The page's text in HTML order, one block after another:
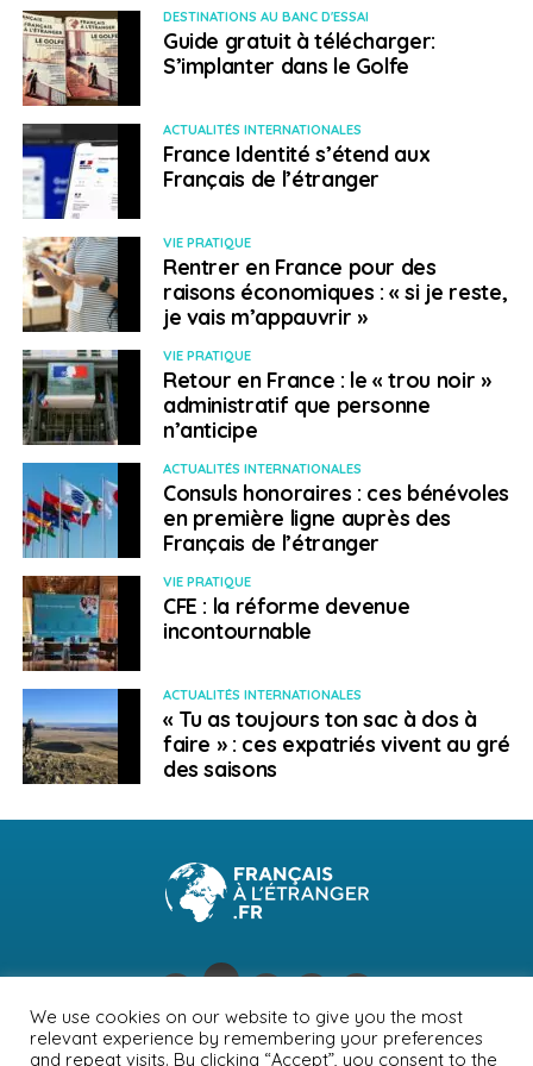
vous inscrivant auprès de l’organisme de sécurité
sociale de votre lieu de résidence. Par ailleurs, n’oubliez
pas de demander votre Carte européenne d’assurance
maladiehttps://www.service-
public.fr/particuliers/vosdroits/F213
vos droits dans tous les pays de l’Union européenne.
Sans elle, il faut régler la totalité des frais pour les soins
reçus, conserver toutes les factures et justificatifs puis
les présenter à l’organisme d’assurance maladie avec
le formulaire
cerfa n°12267*03 « soins reçus à
l’étranger » afin de percevoir le remboursement des
soins.
> Infos pratiques :
régime de sécurité sociale néerlandais :
https://www.cleiss.fr/docs/regimes/
Formulaire S1 :
https://www.cleiss.fr/reglements/s1.html
SUJETS ASSOCIÉS: RETRAITE
A SUIVRE
Ma retraite en Europe : la Pologne
Français à l'étranger
DESTINATIONS AU BANC D'ESSAI
Guide gratuit à télécharger:
S’implanter dans le Golfe
ACTUALITÉS INTERNATIONALES
France Identité s’étend aux
Français de l’étranger
VIE PRATIQUE
Rentrer en France pour des
raisons économiques : « si je reste,
je vais m’appauvrir »
VIE PRATIQUE
Retour en France : le « trou noir »
administratif que personne
n’anticipe
ACTUALITÉS INTERNATIONALES
Consuls honoraires : ces bénévoles
en première ligne auprès des
Français de l’étranger
VIE PRATIQUE
CFE : la réforme devenue
incontournable
ACTUALITÉS INTERNATIONALES
« Tu as toujours ton sac à dos à
faire » : ces expatriés vivent au gré
des saisons
NEWSLETTER PUBLICITÉ CONTACTS MENTIONS LÉGALES
We use cookies on our website to give you the most
relevant experience by remembering your preferences
and repeat visits. By clicking “Accept”, you consent to the